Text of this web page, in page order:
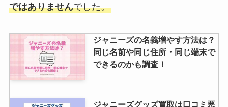
したした方がいい？当たりやすい
の噂を調査
ではありませんでした。
ジャニーズの名義増やす方法は？
同じ名前や同じ住所・同じ端末で
できるのかも調査！
ジャニーズグッズ買取は口コミ悪